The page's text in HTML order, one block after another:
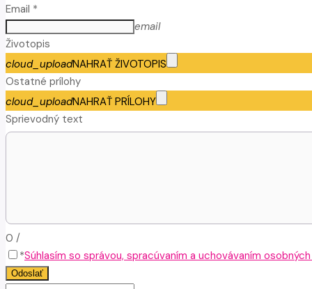
Email *
email
Životopis
cloud_uploadNAHRAŤ ŽIVOTOPIS
Ostatné prílohy
cloud_uploadNAHRAŤ PRÍLOHY
Sprievodný text
0 /
*Súhlasím so správou, spracúvaním a uchovávaním
Odoslať